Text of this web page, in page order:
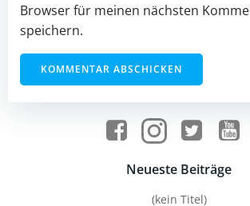
Browser für meinen nächsten
speichern.
Neueste Beiträge
(kein Titel)